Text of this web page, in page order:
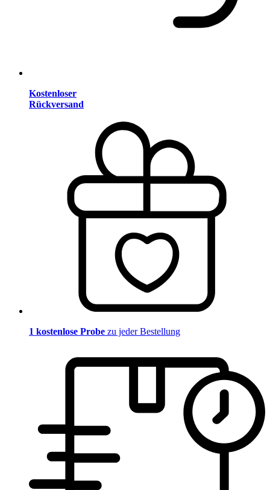
Kostenloser
Rückversand
1 kostenlose Probe zu jeder Bestellung